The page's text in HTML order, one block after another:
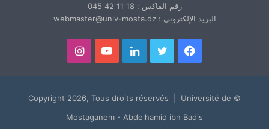
رقم الفاكس : 18 11 42 045
البريد الإلكتروني : webmaster@univ-mosta.dz
فيسبوك تويتر لينكدإنيوتيوبانستقرام
© Copyright 2026, Tous droits réservés | Université de
Mostaganem - Abdelhamid ibn Badis